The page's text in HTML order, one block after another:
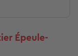
Épeule-